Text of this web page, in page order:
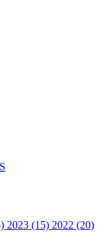
2023 (15) 2022 (20)